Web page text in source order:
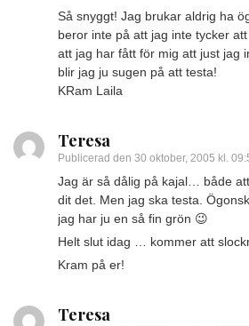
Så snyggt! Jag brukar aldrig ha
beror inte på att jag inte tycker
att jag har fått för mig att just jag
blir jag ju sugen på att testa!
KRam Laila
Teresa
Publicerad den 30 oktober, 2005 kl.
Jag är så dålig på kajal… både
dit det. Men jag ska testa.
jag har ju en så fin grön 😉
Helt slut idag … kommer att
Kram på er!
Teresa